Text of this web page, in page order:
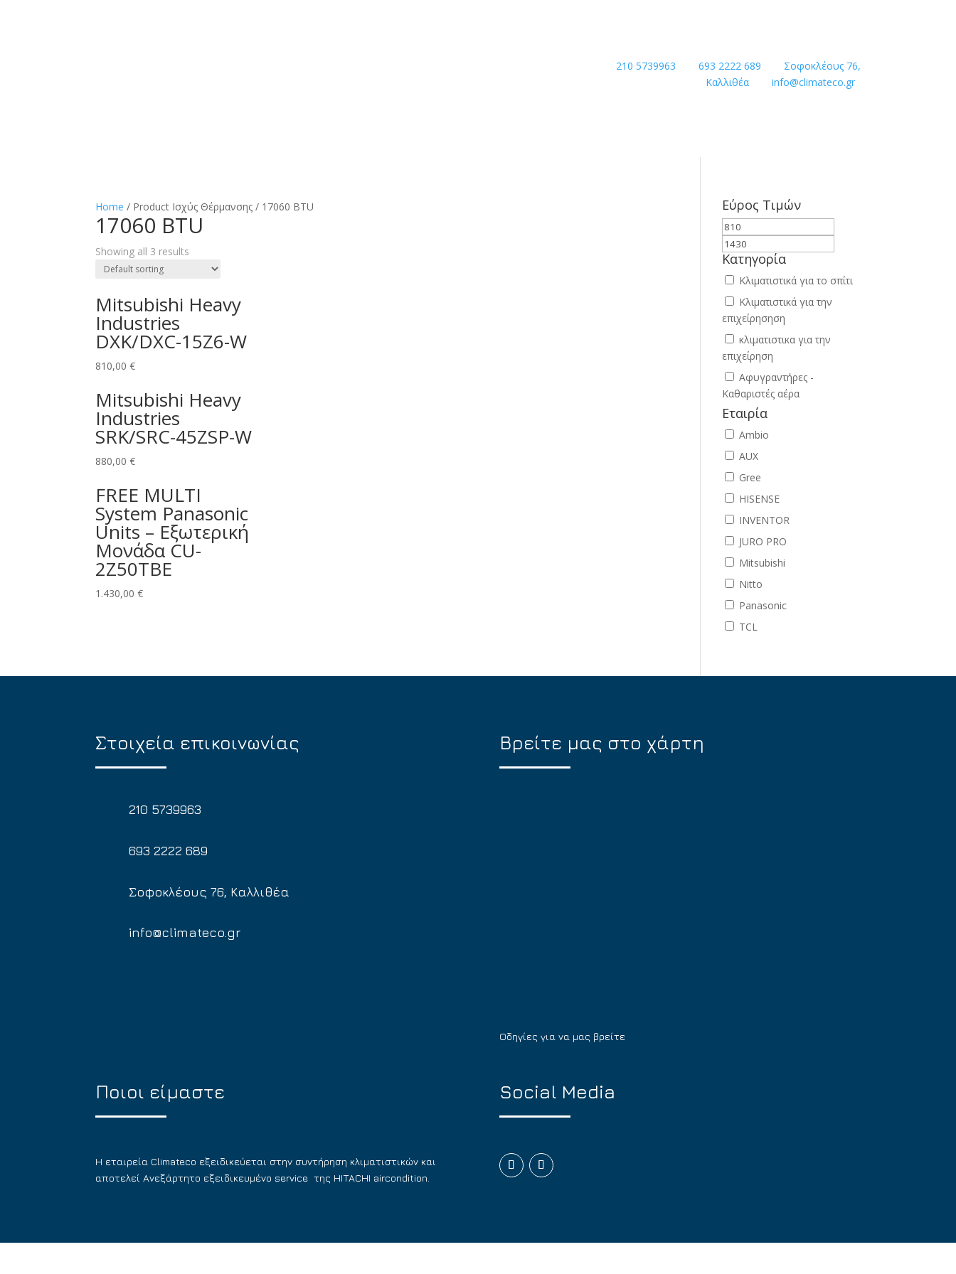
210 5739963 693 2222 689
Σοφοκλέους 76,
Καλλιθέα
info@climateco.gr
Home / Product Ισχύς Θέρμανσης / 17060 BTU
17060 BTU
Showing all 3 results
Mitsubishi Heavy
Industries
DXK/DXC-15Z6-W
810,00€
Mitsubishi Heavy
Industries
SRK/SRC-45ZSP-W
880,00€
FREE MULTI
System Panasonic
Units – Εξωτερική
Μονάδα CU-
2Z50TBE
1.430,00€
Εύρος Τιμών
Κατηγορία
Κλιματιστικά για το σπίτι
Κλιματιστικά για την
επιχείρησηση
κλιματιστικα για την
επιχείρηση
Αφυγραντήρες -
Καθαριστές αέρα
Εταιρία
Ambio
AUX
Gree
HISENSE
INVENTOR
JURO PRO
Mitsubishi
Nitto
Panasonic
TCL
Στοιχεία επικοινωνίας
210 5739963
693 2222 689
Σοφοκλέους 76, Καλλιθέα
info@climateco.gr
Βρείτε μας στο χάρτη
Οδηγίες για να μας βρείτε
Ποιοι είμαστε
Η εταιρεία Climateco εξειδικεύεται στην συντήρηση κλιματιστικών και
αποτελεί Ανεξάρτητο εξειδικευμένο service της HITACHI aircondition.
Social Media